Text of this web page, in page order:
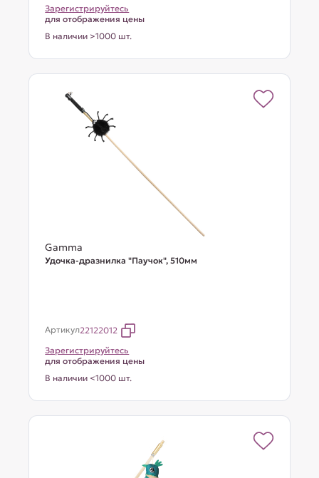
Зарегистрируйтесь
для отображения цены
В наличии >1000 шт.
Gamma
Удочка-дразнилка "Паучок", 510мм
Артикул22122012
Зарегистрируйтесь
для отображения цены
В наличии <1000 шт.